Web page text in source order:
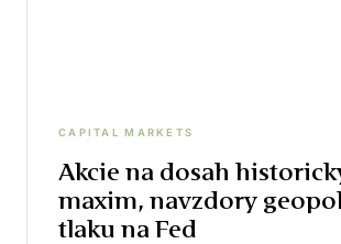
CAPITAL MARKETS
Akcie na dosah
maxim, navzdory
tlaku na Fed